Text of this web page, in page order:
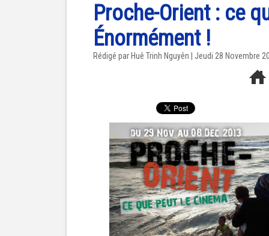
Proche-Orient : ce
Énormément !
Rédigé par Huê Trinh Nguyên | Jeudi 28 Novembre